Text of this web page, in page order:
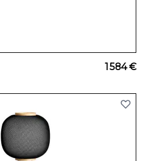
1 584 €